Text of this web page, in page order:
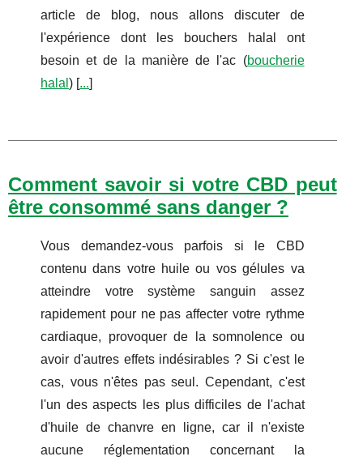
article de blog, nous allons discuter de
l'expérience dont les bouchers halal ont
besoin et de la manière de l'ac (boucherie
halal ) [...]
Comment savoir si votre CBD peut
être consommé sans danger ?
Vous demandez-vous parfois si le CBD
contenu dans votre huile ou vos gélules va
atteindre votre système sanguin assez
rapidement pour ne pas affecter votre rythme
cardiaque, provoquer de la somnolence ou
avoir d'autres effets indésirables ? Si c'est le
cas, vous n'êtes pas seul. Cependant, c'est
l'un des aspects les plus difficiles de l'achat
d'huile de chanvre en ligne, car il n'existe
aucune réglementation concernant la